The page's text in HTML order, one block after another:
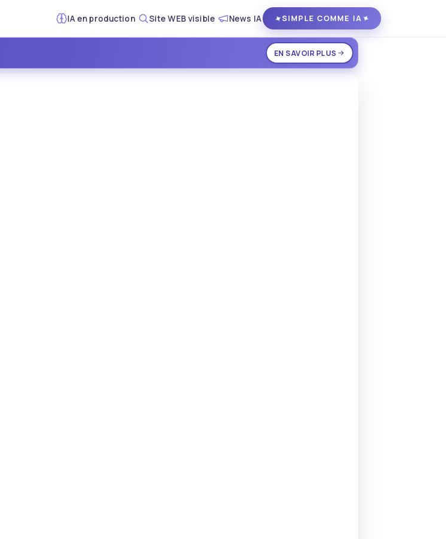
IA en production Site WEB visible News IA ✦SIMPLE COMME IA✦
EN SAVOIR PLUS